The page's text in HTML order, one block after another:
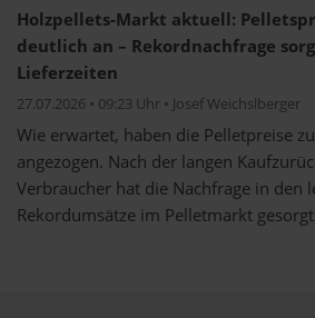
Holzpellets-Markt aktuell:
deutlich an – Rekordnachfrage
Lieferzeiten
27.07.2026 • 09:23 Uhr • Josef Weichslberger
Wie erwartet, haben die Pelletpreise
angezogen. Nach der langen
Verbraucher hat die Nachfrage in den
Rekordumsätze im Pelletmarkt